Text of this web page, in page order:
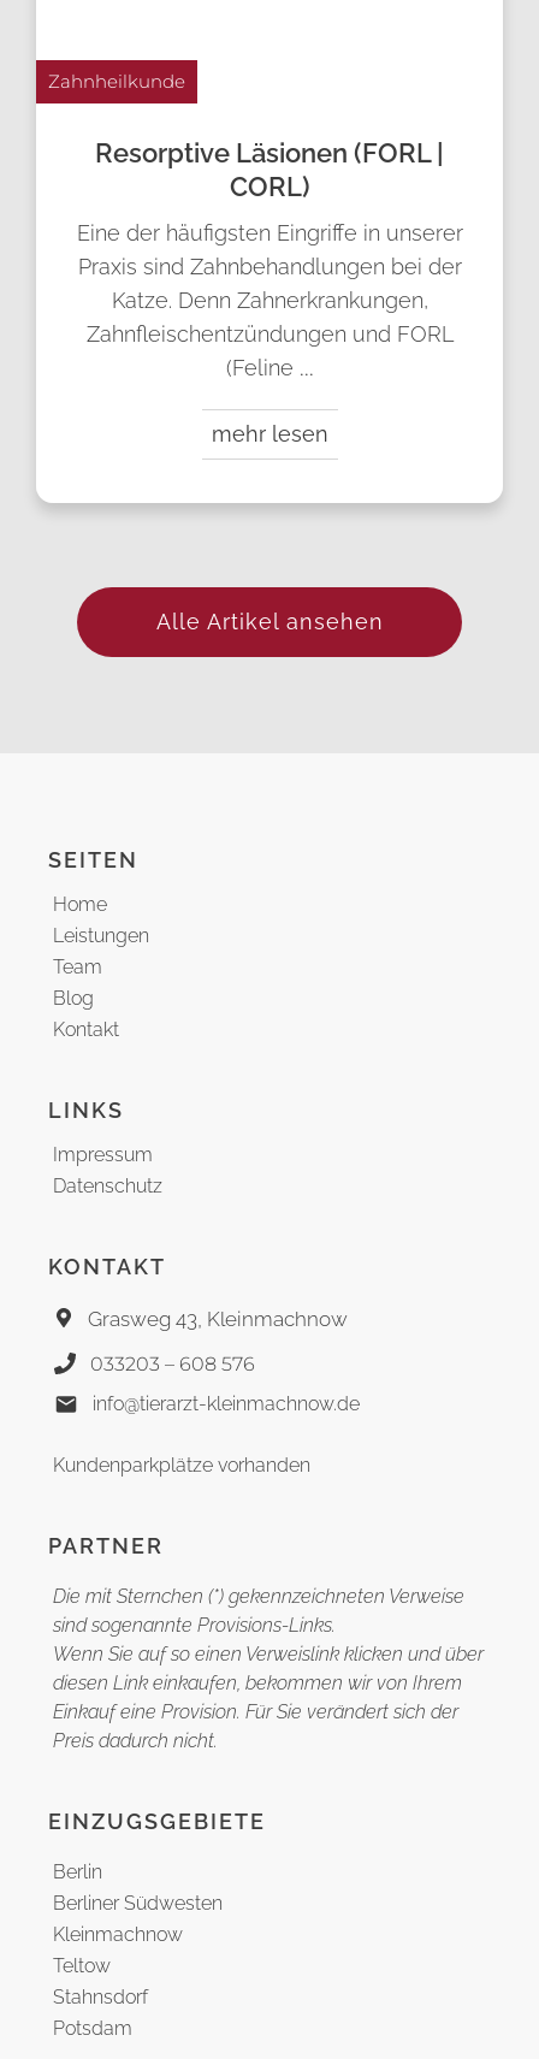
Zahnheilkunde
Resorptive Läsionen (FORL |
CORL)
Eine der häufigsten Eingriffe in unserer
Praxis sind Zahnbehandlungen bei der
Katze. Denn Zahnerkrankungen,
Zahnfleischentzündungen und FORL
(Feline ...
mehr lesen
Alle Artikel ansehen
SEITEN
Home
Leistungen
Team
Blog
Kontakt
LINKS
Impressum
Datenschutz
KONTAKT
Grasweg 43, Kleinmachnow
033203 – 608 576
info@tierarzt-kleinmachnow.de
Kundenparkplätze vorhanden
PARTNER
Die mit Sternchen (*) gekennzeichneten Verweise
sind sogenannte Provisions-Links.
Wenn Sie auf so einen Verweislink klicken und über
diesen Link einkaufen, bekommen wir von Ihrem
Einkauf eine Provision. Für Sie verändert sich der
Preis dadurch nicht.
EINZUGSGEBIETE
Berlin
Berliner Südwesten
Kleinmachnow
Teltow
Stahnsdorf
Potsdam